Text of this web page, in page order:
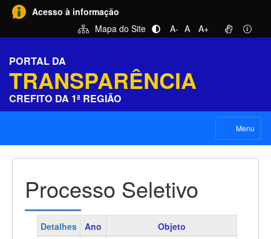
Acesso à informação
Mapa do Site
A- A A+
PORTAL DA
TRANSPARÊNCIA
CREFITO DA 1ª REGIÃO
Menu
Processo Seletivo
Detalhes Ano
Objeto